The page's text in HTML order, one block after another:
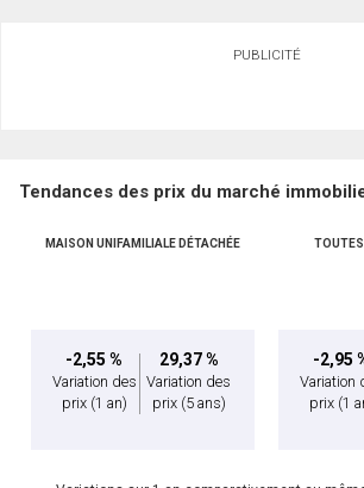
PUBLICITÉ
Tendances des prix du marché
MAISON UNIFAMILIALE DÉTACHÉE
-2,55 %
Variation des
prix (1 an)
29,37 %
Variation des
prix (5 ans)
-2,95
Variation
prix (1